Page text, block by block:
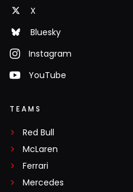
X
Bluesky
Instagram
YouTube
TEAMS
Red Bull
McLaren
Ferrari
Mercedes